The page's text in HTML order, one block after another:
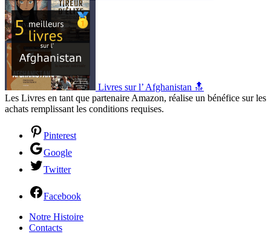
Livres sur l’ Afghanistan 🔝
Les Livres en tant que partenaire Amazon, réalise un bénéfice sur les
achats remplissant les conditions requises.
Pinterest
Google
Twitter
Facebook
Notre Histoire
Contacts